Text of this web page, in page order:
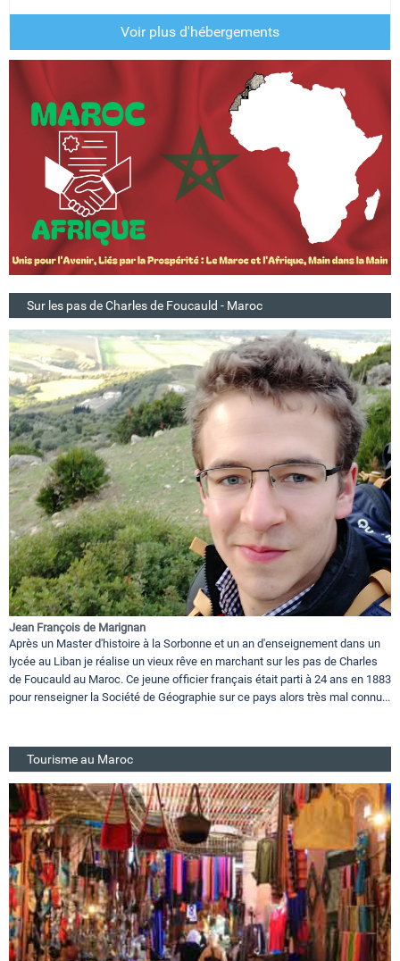
Voir plus d'hébergements
Sur les pas de Charles de Foucauld - Maroc
Jean François de Marignan
Après un Master d'histoire à la Sorbonne et un an d'enseignement dans un
lycée au Liban je réalise un vieux rêve en marchant sur les pas de Charles
de Foucauld au Maroc. Ce jeune officier français était parti à 24 ans en 1883
pour renseigner la Société de Géographie sur ce pays alors très mal connu...
Tourisme au Maroc